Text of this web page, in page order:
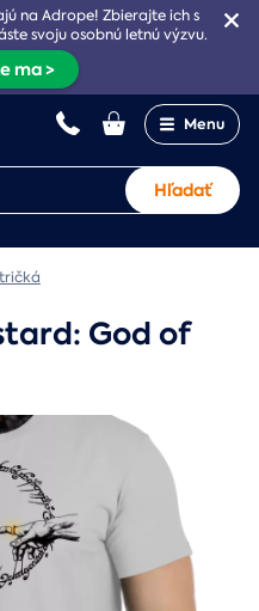
na Adrope! Zbierajte ich s
svoju osobnú letnú výzvu.
ma >
Menu
Hľadať
God of